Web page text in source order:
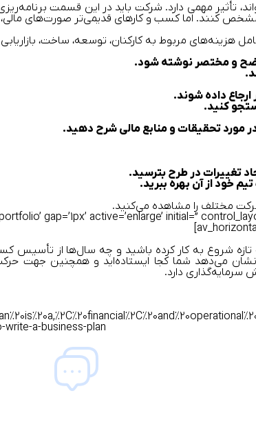
تأثیر مهمی دارد. شرکت باید در این قسمت
مشخص کنند. اما کسب ‌و ‌کارهای قدیمی‌تر صورت‌های
هزینه‌های مربوط به کارکنان، توسعه، ساخت،
واضح و مختصر نوشته شود.
داده شوند.
کنید.
مورد تحقیقات و منابع مالی شرح دهید.
تغییرات در طرح بترسید.
خود از آن بهره ببرید.
مختلف را مشاهده می‌کنید.
gap=’1px’ active=’enlarge’ initial=”
شروع به کار کرده باشید و چه سال‌ها از تأسیس
نشان می‌دهد شما کجا ایستاده‌اید و همچنین جهت
سرمایه‌گذاری دارد.
a-business-plan